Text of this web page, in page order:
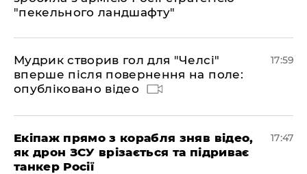
"пекельного ландшафту"
Мудрик створив гол для "Челсі"
вперше після повернення на поле:
опубліковано відео
17:59
Екіпаж прямо з корабля зняв відео,
як дрон ЗСУ врізається та підриває
танкер Росії
17:47